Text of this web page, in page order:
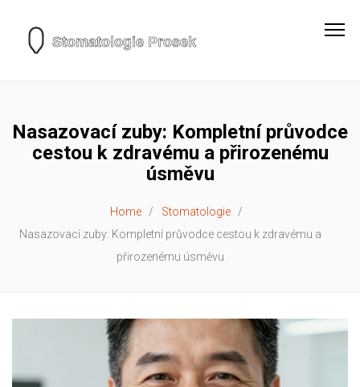
Nasazovací zuby: Kompletní průvodce
cestou k zdravému a přirozenému
úsměvu
Home
Stomatologie
Nasazovací zuby: Kompletní průvodce cestou k zdravému a
přirozenému úsměvu